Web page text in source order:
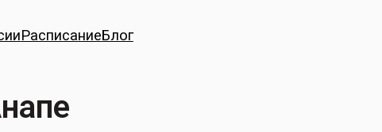
РасписаниеБлог